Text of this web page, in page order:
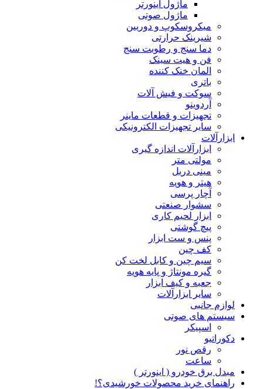
ماژول اینورتر
ماژول صوتی
میکروسکوپ و دوربین
شیرینک حرارتی
دما سنج و رطوبت سنج
فن و هیت سینک
المان خنک کننده
باتری
سوکت و فیش آلات
آردوینو
تجهیزات و قطعات ماینر
سایر تجهیزات الکترونیکی
ابزارآلات
ابزارآلات اندازه گیری
مولتی متر
مینی دریل
هیتر و هویه
آچار پرسی
سشوار صنعتی
ابزار لحیم کاری
پیچ گوشتی
پنس و ست ابزار
کف چین
سیم چین و کابل لخت کن
گیره مونتاژ و پایه هویه
جعبه و کیف ابزار
سایر ابزارآلات
لوازم جانبی
سیستم های صوتی
اسپیکر
دکوراتیو
رقص نور
ساعت
مبدل برق خودرو ( اینورتر )
راهنمای خرید محصولات خورشیدی؟!